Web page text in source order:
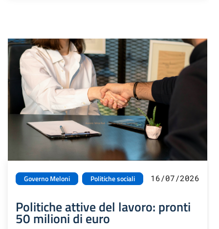
Governo Meloni Politiche sociali 16/07/2026
Politiche attive del lavoro: pronti
50 milioni di euro